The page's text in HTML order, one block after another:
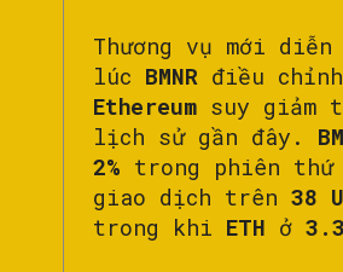
Thương vụ mới
lúc BMNR điều
Ethereum suy giảm
lịch sử gần đây.
2% trong phiên thứ
giao dịch trên 38
trong khi ETH ở